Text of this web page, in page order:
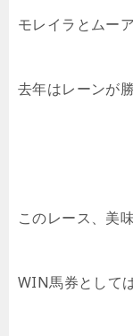
モレイラとムー
去年はレーンが
このレース、美
WIN馬券としては